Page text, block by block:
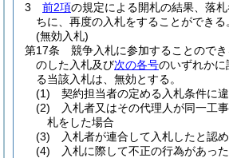
3
前2項の規定による開札の結果、落
ちに、再度の入札をすることができる
(無効入札)
第17条
競争入札に参加することので
のした入札及び次の各号のいずれかに
る当該入札は、無効とする。
(1)
契約担当者の定める入札条件に
(2)
入札者又はその代理人が同一工
札をした場合
(3)
入札者が連合して入札したと認
(4)
入札に際して不正の行為があっ